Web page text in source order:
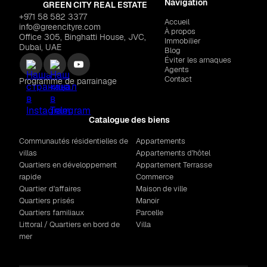
GREEN CITY REAL ESTATE
+971 58 582 3377
info@greencityre.com
Office 305, Binghatti House, JVC,
Dubai, UAE
Programme de parrainage
Navigation
Accueil
À propos
Immobilier
Blog
Éviter les arnaques
Agents
Contact
Catalogue des biens
Communautés résidentielles de
villas
Quartiers en développement
rapide
Quartier d'affaires
Quartiers prisés
Quartiers familiaux
Littoral / Quartiers en bord de
mer
Appartements
Appartements d'hôtel
Appartement Terrasse
Commerce
Maison de ville
Manoir
Parcelle
Villa